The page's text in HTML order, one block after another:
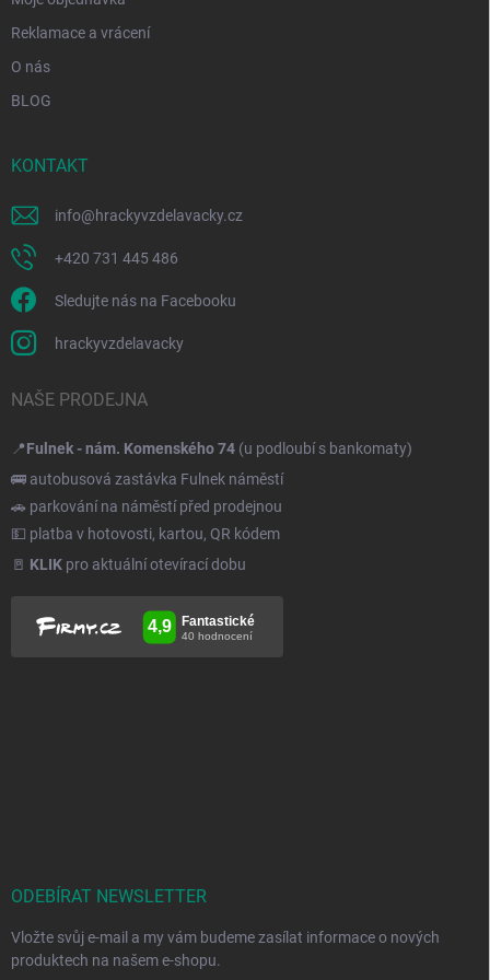
Reklamace a vrácení
O nás
BLOG
KONTAKT
info@hrackyvzdelavacky.cz
+420 731 445 486
Sledujte nás na Facebooku
hrackyvzdelavacky
NAŠE PRODEJNA
📍Fulnek - nám. Komenského 74 (u podloubí s bankomaty)
🚌 autobusová zastávka Fulnek náměstí
🚗 parkování na náměstí před prodejnou
💵 platba v hotovosti, kartou, QR kódem
🚪 KLIK pro aktuální otevírací dobu
ODEBÍRAT NEWSLETTER
Vložte svůj e-mail a my vám budeme zasílat informace o nových
produktech na našem e-shopu.